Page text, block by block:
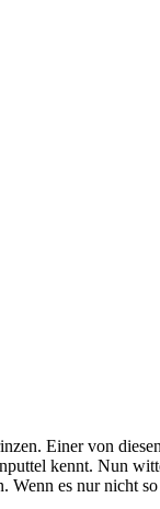
Einer von
kennt. Nun
Wenn es nur nicht